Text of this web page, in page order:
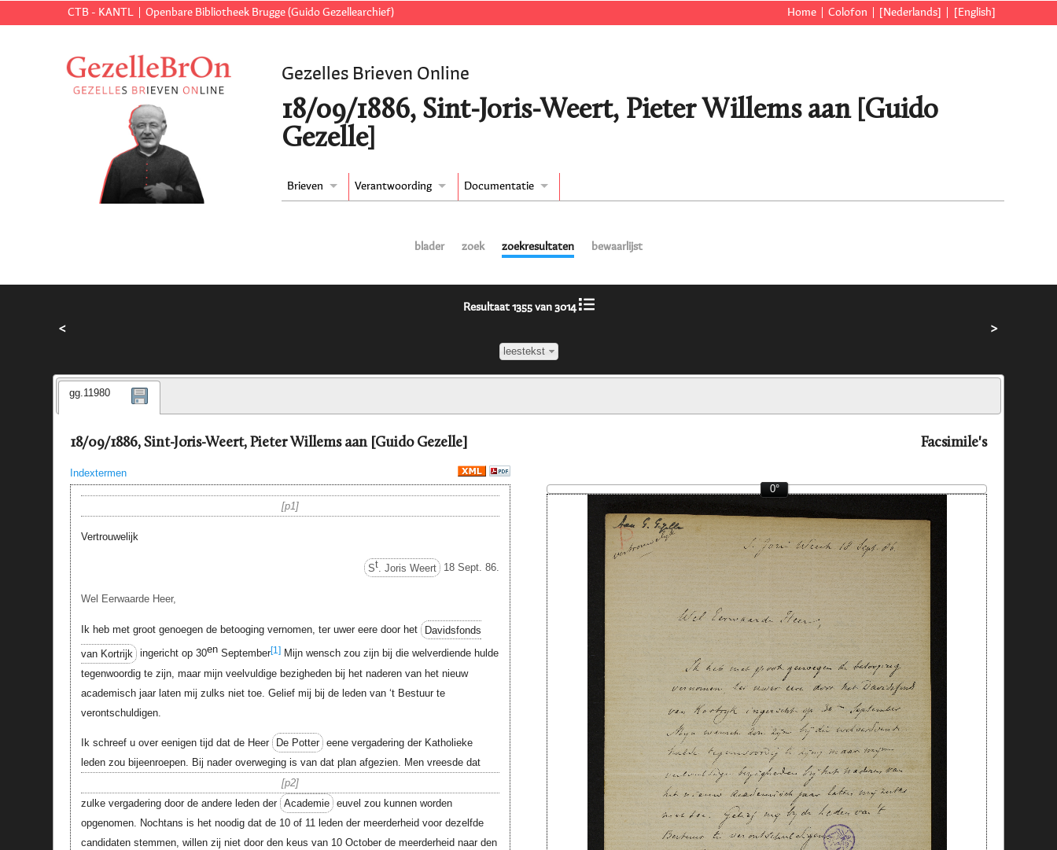
CTB - KANTL Openbare Bibliotheek Brugge (Guido Gezellearchief) Home Colofon [Nederlands] [English]
Gezelles Brieven Online
18/09/1886, Sint-Joris-Weert, Pieter Willems aan [Guido
Gezelle]
Brieven Verantwoording Documentatie
blader zoek zoekresultaten bewaarlijst
<
Resultaat 1355 van 3014
leestekst
>
gg.11980
18/09/1886, Sint-Joris-Weert, Pieter Willems aan [Guido Gezelle]
Indextermen
Facsimile's
p1
Vertrouwelijk
St. Joris Weert 18 Sept. 86.
Wel Eerwaarde Heer,
Ik heb met groot genoegen de betooging vernomen, ter uwer eere door het Davidsfonds
van Kortrijk ingericht op 30enSeptember[1]Mijn wensch zou zijn bij die welverdiende hulde
tegenwoordig te zijn, maar mijn veelvuldige bezigheden bij het naderen van het nieuw
academisch jaar laten mij zulks niet toe. Gelief mij bij de leden van ‘t Bestuur te
verontschuldigen.
Ik schreef u over eenigen tijd dat de Heer De Potter eene vergadering der Katholieke
leden zou bijeenroepen. Bij nader overweging is van dat plan afgezien. Men vreesde dat
p2
zulke vergadering door de andere leden der Academie euvel zou kunnen worden
opgenomen. Nochtans is het noodig dat de 10 of 11 leden der meerderheid voor dezelfde
candidaten stemmen, willen zij niet door den keus van 10 October de meerderheid naar den
0°